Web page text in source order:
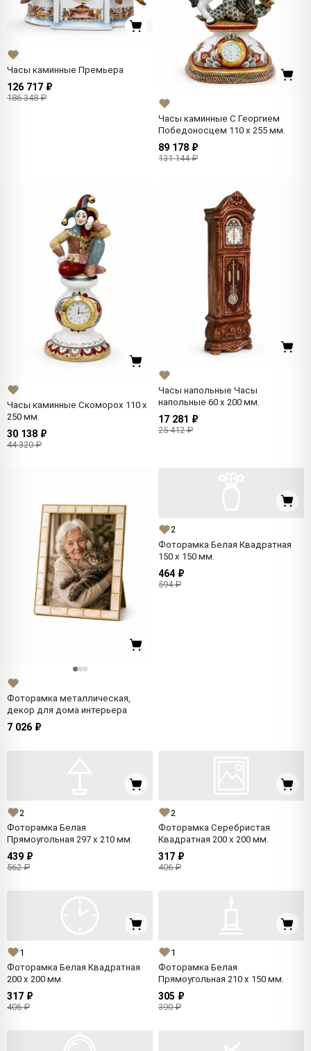
Часы каминные Премьера
126 717 ₽
186 348 ₽
Часы каминные С Георгием
Победоносцем 110 x 255 мм.
89 178 ₽
131 144 ₽
Часы каминные Скоморох 110 x
250 мм.
30 138 ₽
44 320 ₽
Часы напольные Часы
напольные 60 x 200 мм.
17 281 ₽
25 412 ₽
Фоторамка металлическая,
декор для дома интерьера
7 026 ₽
2
Фоторамка Белая Квадратная
150 x 150 мм.
464 ₽
594 ₽
2
Фоторамка Белая
Прямоугольная 297 x 210 мм.
439 ₽
562 ₽
2
Фоторамка Серебристая
Квадратная 200 x 200 мм.
317 ₽
406 ₽
1
Фоторамка Белая Квадратная
200 x 200 мм.
317 ₽
406 ₽
1
Фоторамка Белая
Прямоугольная 210 x 150 мм.
305 ₽
390 ₽